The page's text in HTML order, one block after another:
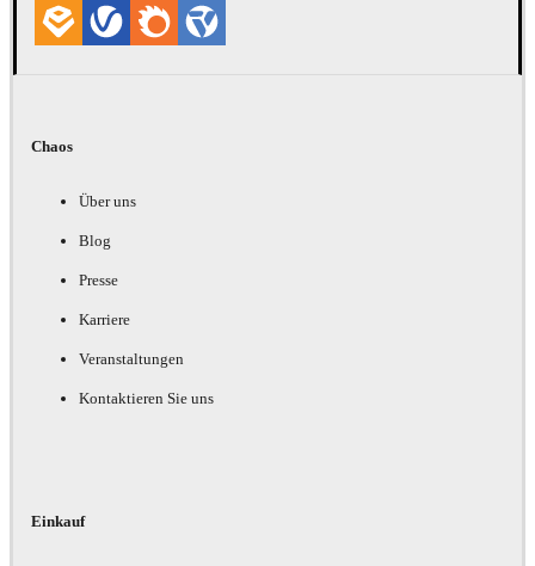
Chaos
Über uns
Blog
Presse
Karriere
Veranstaltungen
Kontaktieren Sie uns
Einkauf